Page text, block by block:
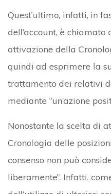
Quest’ultimo, infatti, in
dell’account, è
attivazione della
quindi ad esprimere la
trattamento dei relativi
mediante “un’azione
Nonostante la scelta di
Cronologia delle
consenso non può
liberamente”. Infatti,